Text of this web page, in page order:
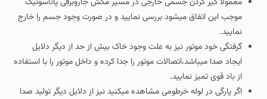
موجب این اتفاق میشود بررسی نمایید و در صورت وجود جسم را خارج
نمایید.
گرفتگی خود موتور نیز به علت وجود خاک بیش از حد از دیگر دلایل
ایجاد صدا میباشد،اتصالات موتور را جدا کرده و داخل موتور را با استفاده
از باد قوی تمیز نمایید.
اگر پارگی در لوله خرطومی مشاهده میکنید نیز از دلایل دیگر تولید صدا